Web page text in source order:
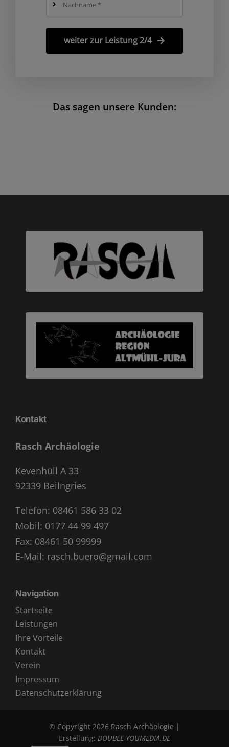
Das sagen unsere Kunden:
weiter zur Leistung 2/4
Kontakt
Rasch Archäologie
Kevenhüll A 33
92339 Beilngries
Telefon: 08461 586 33 02
Mobil: 0177 44 99 497
Fax: 08461 50 99999
E-Mail: rasch.buero@gmail.com
Navigation
Startseite
Leistungen
Ihre Vorteile
Kontakt
Verein
Impressum
Datenschutzerklärung
© Copyright 2026 Rasch Archäologie |
Erstellung: DOUBLE-YOUMEDIA.DE